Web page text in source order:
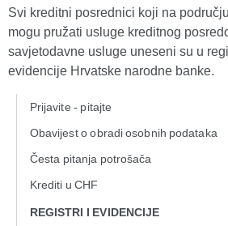
Svi kreditni posrednici koji na
mogu pružati usluge kreditnog
savjetodavne usluge uneseni su u
evidencije Hrvatske narodne banke.
Prijavite - pitajte
Obavijest o obradi osobnih podataka
Česta pitanja potrošača
Krediti u CHF
REGISTRI I EVIDENCIJE